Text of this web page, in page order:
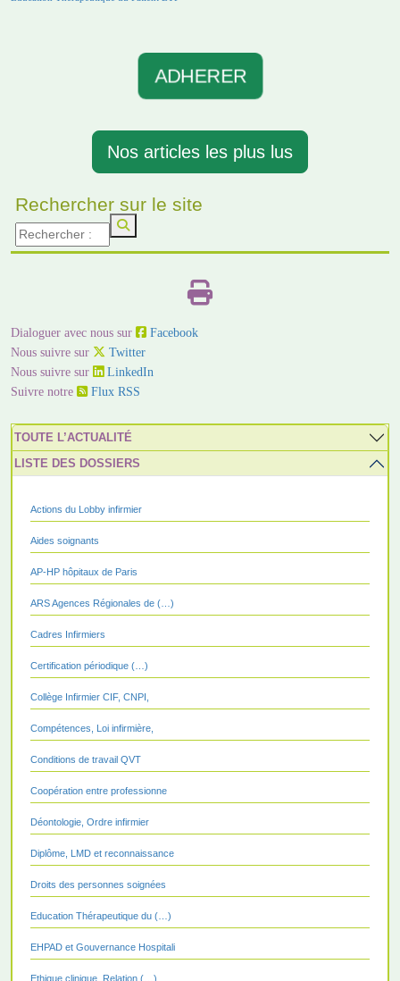
ADHERER
Nos articles les plus lus
Rechercher sur le site
Dialoguer avec nous sur
Facebook
Nous suivre sur
Twitter
Nous suivre sur
LinkedIn
Suivre notre
Flux RSS
TOUTE L’ACTUALITÉ
LISTE DES DOSSIERS
Actions du Lobby infirmier
Aides soignants
AP-HP hôpitaux de Paris
ARS Agences Régionales de (…)
Cadres Infirmiers
Certification périodique (…)
Collège Infirmier CIF, CNPI,
Compétences, Loi infirmière,
Conditions de travail QVT
Coopération entre professionne
Déontologie, Ordre infirmier
Diplôme, LMD et reconnaissance
Droits des personnes soignées
Education Thérapeutique du (…)
EHPAD et Gouvernance Hospitali
Ethique clinique, Relation (…)